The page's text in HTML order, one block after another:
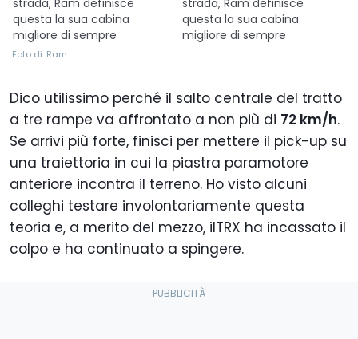
questa la sua cabina
migliore di sempre
questa la sua cabina
migliore di sempre
Foto di: Ram
Dico utilissimo perché il salto centrale del tratto
a tre rampe va affrontato a non più di 72 km/h.
Se arrivi più forte, finisci per mettere il pick-up su
una traiettoria in cui la piastra paramotore
anteriore incontra il terreno. Ho visto alcuni
colleghi testare involontariamente questa
teoria e, a merito del mezzo, ilTRX ha incassato il
colpo e ha continuato a spingere.